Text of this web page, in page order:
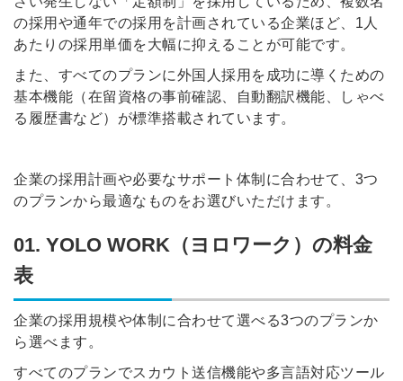
の採用や通年での採用を計画されている企業ほど、1人
あたりの採用単価を大幅に抑えることが可能です。
また、すべてのプランに外国人採用を成功に導くための
基本機能（在留資格の事前確認、自動翻訳機能、しゃべ
る履歴書など）が標準搭載されています。
企業の採用計画や必要なサポート体制に合わせて、3つ
のプランから最適なものをお選びいただけます。
01. YOLO WORK（ヨロワーク）の料金
表
企業の採用規模や体制に合わせて選べる3つのプランか
ら選べます。
すべてのプランでスカウト送信機能や多言語対応ツール